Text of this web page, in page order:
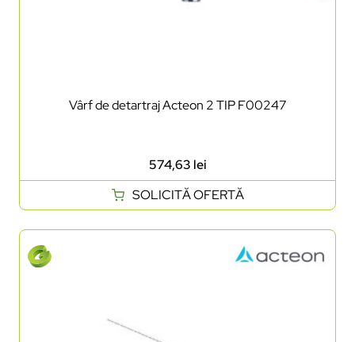
Vârf de detartraj Acteon 2 TIP F00247
574,63 lei
SOLICITĂ OFERTĂ